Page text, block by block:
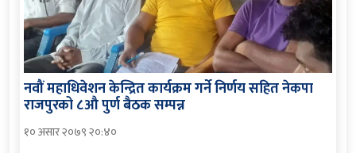
नवौं महाधिवेशन केन्द्रित कार्यक्रम गर्ने निर्णय सहित नेकपा
राजपुरको ८औ पुर्ण बैठक सम्पन्न
१० असार २०७९ २०:४०